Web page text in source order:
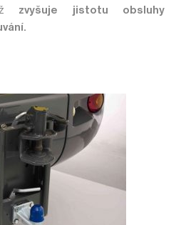
zvyšuje jistotu obsluhy